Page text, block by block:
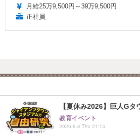
月給25万9,500円～39万9,500円
正社員
【夏休み2026】巨人G
教育イベント
2026.8.6 Thu 21:15